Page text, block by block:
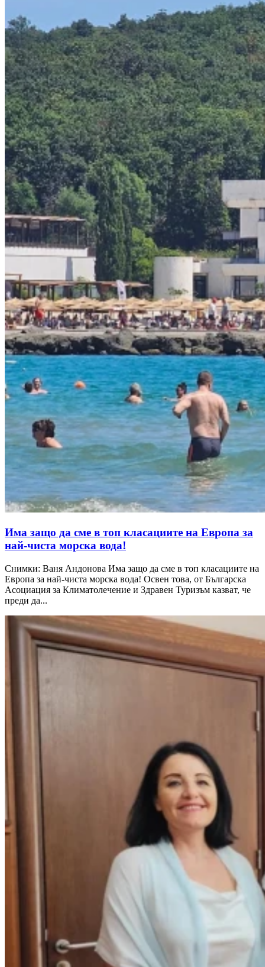
Има защо да сме в топ класациите на Европа за
най-чиста морска вода!
Снимки: Ваня Андонова Има защо да сме в топ класациите на
Европа за най-чиста морска вода! Освен това, от Българска
Асоциация за Климатолечение и Здравен Туризъм казват, че
преди да...